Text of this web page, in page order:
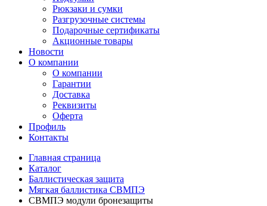
Рюкзаки и сумки
Разгрузочные системы
Подарочные сертификаты
Акционные товары
Новости
О компании
О компании
Гарантии
Доставка
Реквизиты
Оферта
Профиль
Контакты
Главная страница
Каталог
Баллистическая защита
Мягкая баллистика СВМПЭ
СВМПЭ модули бронезащиты